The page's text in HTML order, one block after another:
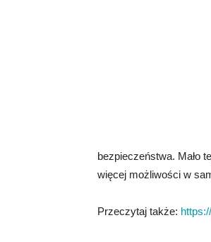
bezpieczeństwa. Mało
więcej możliwości w
Przeczytaj także: